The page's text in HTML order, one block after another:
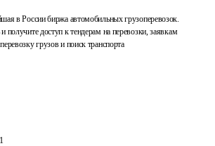
в России биржа автомобильных грузоперевозок.
и получите доступ к тендерам на перевозки, заявкам
грузов и поиск транспорта